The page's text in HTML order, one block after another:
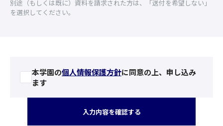
別途（もしくは既に）資料を請求された方は、「送付を希望しない」
を選択してください。
本学園の個人情報保護方針に同意の上、申し込み
ます
入力内容を確認する